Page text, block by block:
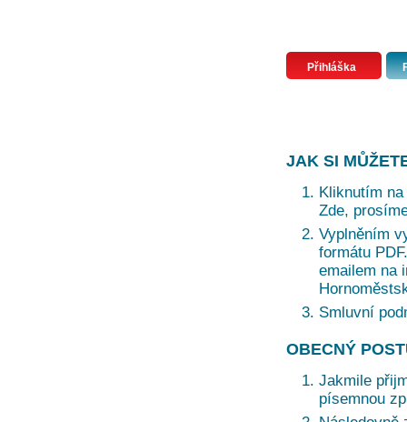
Přihláška
JAK SI
Kliknutím
Zde,
Vyplněním
formátu
emailem na
Smluvní
OBECNÝ
Jakmile
písemnou